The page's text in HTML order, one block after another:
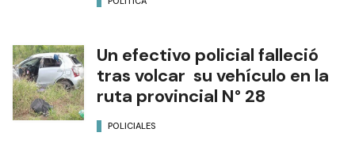
Un efectivo policial falleció
tras volcar su vehículo en la
ruta provincial N° 28
POLICIALES